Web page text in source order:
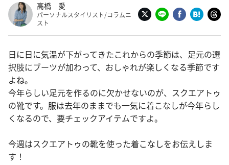
高橋 愛
パーソナルスタイリスト/コラムニ
スト
日に日に気温が下がってきたこれからの季節は、足元の選
択肢にブーツが加わって、おしゃれが楽しくなる季節です
よね。
今年らしい足元を作るのに欠かせないのが、スクエアトゥ
の靴です。服は去年のままでも一気に着こなしが今年らし
くなるので、要チェックアイテムですよ。
今週はスクエアトゥの靴を使った着こなしをお伝えしま
す！